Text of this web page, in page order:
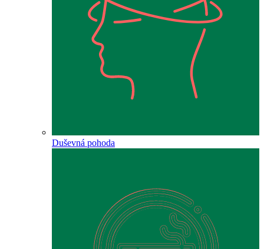
Duševná pohoda